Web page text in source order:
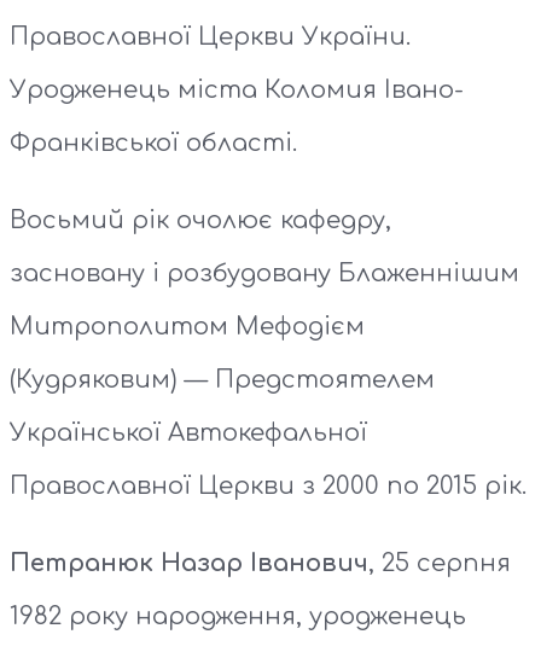
Православної Церкви України.
Уродженець міста Коломия Івано-
Франківської області.
Восьмий рік очолює кафедру,
засновану і розбудовану Блаженнішим
Митрополитом Мефодієм
(Кудряковим) — Предстоятелем
Української Автокефальної
Православної Церкви з 2000 по 2015 рік.
Петранюк Назар Іванович, 25 серпня
1982 року народження, уродженець